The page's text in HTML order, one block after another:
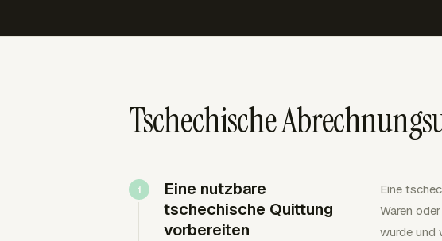
Tschechische
Eine nutzbare
tschechische Quittung
vorbereiten
Eine
Waren
wurde und